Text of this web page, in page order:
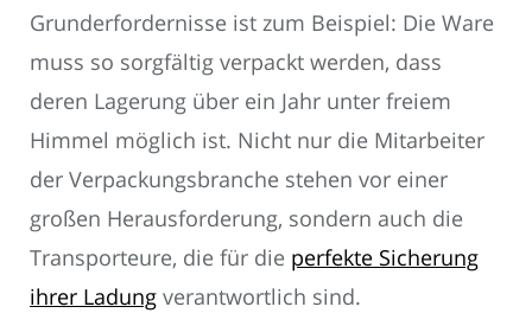
Grunderfordernisse ist zum Beispiel: Die Ware
muss so sorgfältig verpackt werden, dass
deren Lagerung über ein Jahr unter freiem
Himmel möglich ist. Nicht nur die Mitarbeiter
der Verpackungsbranche stehen vor einer
großen Herausforderung, sondern auch die
Transporteure, die für die perfekte Sicherung
ihrer Ladung verantwortlich sind.